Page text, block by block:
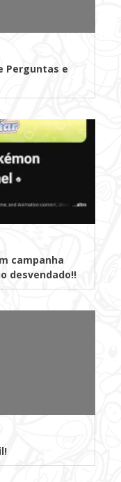
Perguntas e
campanha
desvendado!!